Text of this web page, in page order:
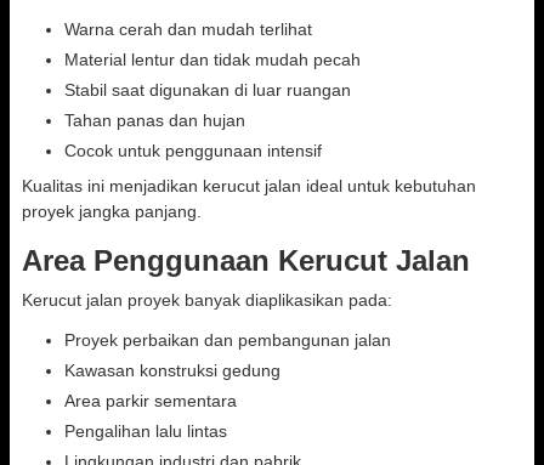
Warna cerah dan mudah terlihat
Material lentur dan tidak mudah pecah
Stabil saat digunakan di luar ruangan
Tahan panas dan hujan
Cocok untuk penggunaan intensif
Kualitas ini menjadikan kerucut jalan ideal untuk kebutuhan
proyek jangka panjang.
Area Penggunaan Kerucut Jalan
Kerucut jalan proyek banyak diaplikasikan pada:
Proyek perbaikan dan pembangunan jalan
Kawasan konstruksi gedung
Area parkir sementara
Pengalihan lalu lintas